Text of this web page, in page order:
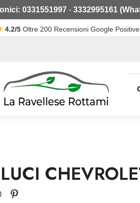
0331551997 - 3332995161
4.2/5 Oltre 200 Recensioni Google Positive